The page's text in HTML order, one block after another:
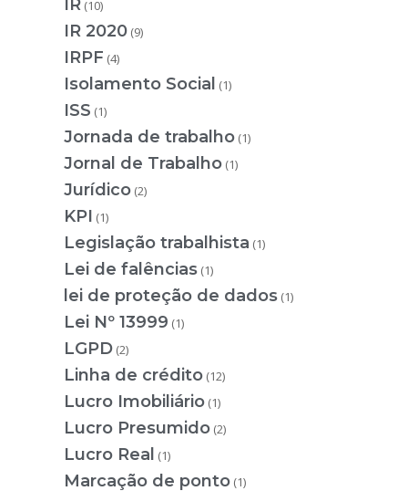
IR (10)
IR 2020 (9)
IRPF (4)
Isolamento Social (1)
ISS (1)
Jornada de trabalho (1)
Jornal de Trabalho (1)
Jurídico (2)
KPI (1)
Legislação trabalhista (1)
Lei de falências (1)
lei de proteção de dados (1)
Lei Nº 13999 (1)
LGPD (2)
Linha de crédito (12)
Lucro Imobiliário (1)
Lucro Presumido (2)
Lucro Real (1)
Marcação de ponto (1)